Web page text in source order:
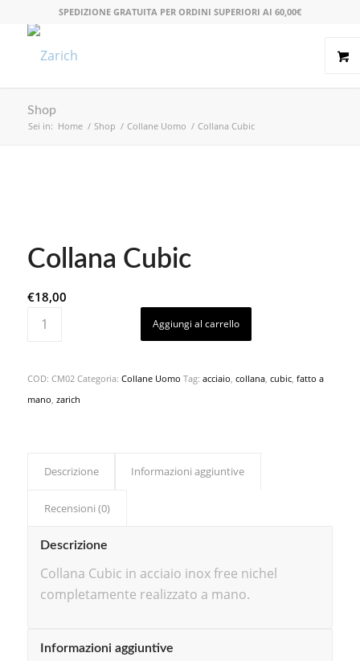
SPEDIZIONE GRATUITA PER ORDINI SUPERIORI AI 60,00€
Shop
Sei in: Home / Shop / Collane Uomo / Collana Cubic
Collana Cubic
€18,00
Aggiungi al carrello
COD: CM02 Categoria: Collane Uomo Tag: acciaio collana, cubic, fatto a
mano zarich
Descrizione Informazioni aggiuntive
Recensioni (0)
Descrizione
Collana Cubic in acciaio inox free nichel
completamente realizzato a mano.
Informazioni aggiuntive